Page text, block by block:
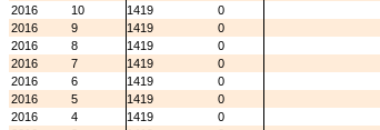
2016
10 1419
0
2016
9 1419
0
2016
8 1419
0
2016
7 1419
0
2016
6 1419
0
2016
5 1419
0
2016
4 1419
0